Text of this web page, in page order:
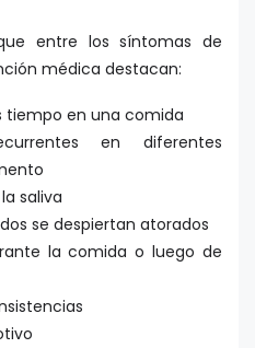
entre los síntomas de
médica destacan:
en una comida
en diferentes
saliva
se despiertan atorados
la comida o luego de